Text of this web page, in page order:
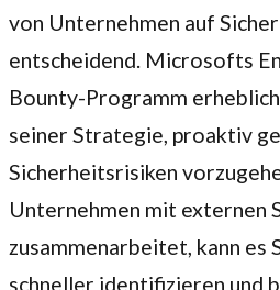
von Unternehmen auf
entscheidend. Microsofts
Bounty-Programm
seiner Strategie, proaktiv
Sicherheitsrisiken
Unternehmen mit externen
zusammenarbeitet, kann es
schneller identifizieren und